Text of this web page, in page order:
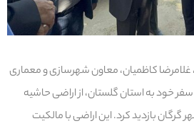
کاظمیان، معاون شهرسازی و معماری
سفر خود به استان گلستان، از اراضی حاشیه
بازدید کرد. این اراضی با مالکیت